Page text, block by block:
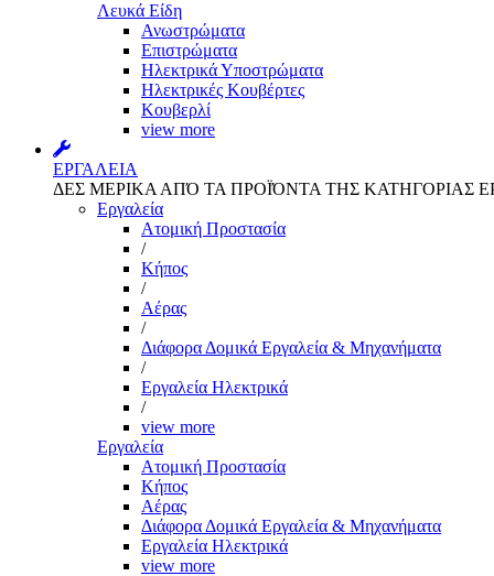
Λευκά Είδη
Ανωστρώματα
Επιστρώματα
Ηλεκτρικά Υποστρώματα
Ηλεκτρικές Κουβέρτες
Κουβερλί
view more
ΕΡΓΑΛΕΙΑ
ΔΕΣ ΜΕΡΙΚΑ ΑΠΌ ΤΑ ΠΡΟΪΌΝΤΑ ΤΗΣ ΚΑΤΗΓΟΡΙΑΣ
Εργαλεία
Aτομική Προστασία
/
Kήπος
/
Αέρας
/
Διάφορα Δομικά Εργαλεία & Μηχανήματα
/
Εργαλεία Ηλεκτρικά
/
view more
Εργαλεία
Aτομική Προστασία
Kήπος
Αέρας
Διάφορα Δομικά Εργαλεία & Μηχανήματα
Εργαλεία Ηλεκτρικά
view more